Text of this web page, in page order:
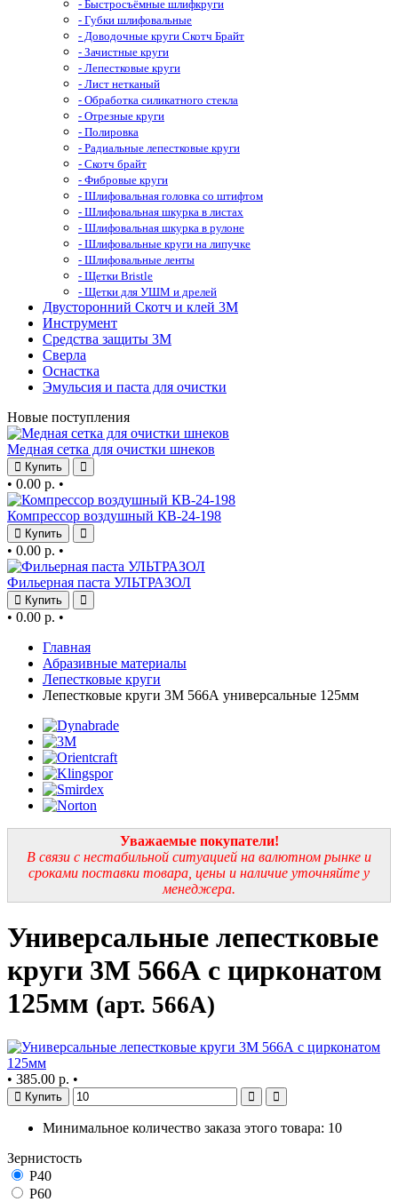
- Быстросъёмные шлифкруги
- Губки шлифовальные
- Доводочные круги Скотч Брайт
- Зачистные круги
- Лепестковые круги
- Лист нетканый
- Обработка силикатного стекла
- Отрезные круги
- Полировка
- Радиальные лепестковые круги
- Скотч брайт
- Фибровые круги
- Шлифовальная головка со штифтом
- Шлифовальная шкурка в листах
- Шлифовальная шкурка в рулоне
- Шлифовальные круги на липучке
- Шлифовальные ленты
- Щетки Bristle
- Щетки для УШМ и дрелей
Двусторонний Скотч и клей 3М
Инструмент
Средства защиты 3М
Сверла
Оснастка
Эмульсия и паста для очистки
Новые поступления
Медная сетка для очистки шнеков
Купить
• 0.00 р. •
Компрессор воздушный КВ-24-198
Купить
• 0.00 р. •
Фильерная паста УЛЬТРАЗОЛ
Купить
• 0.00 р. •
Главная
Абразивные материалы
Лепестковые круги
Лепестковые круги 3М 566А универсальные 125мм
Уважаемые покупатели!
В связи с нестабильной ситуацией на валютном рынке и
сроками поставки товара, цены и наличие уточняйте у
менеджера.
Универсальные лепестковые
круги 3М 566А с цирконатом
125мм (арт. 566А)
• 385.00 р. •
Купить
Минимальное количество заказа этого товара: 10
Зернистость
Р40
Р60